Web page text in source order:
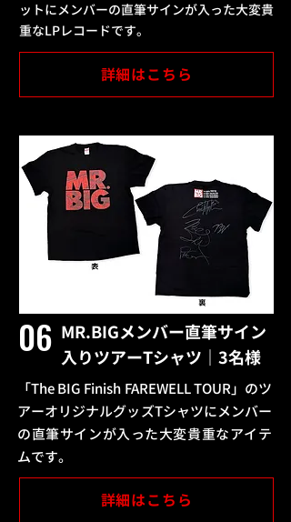
ットにメンバーの直筆サインが入った大変貴
重なLPレコードです。
詳細はこちら
06 MR.BIGメンバー直筆サイン
入りツアーTシャツ｜3名様
「The BIG Finish FAREWELL TOUR」のツ
アーオリジナルグッズTシャツにメンバー
の直筆サインが入った大変貴重なアイテ
ムです。
詳細はこちら